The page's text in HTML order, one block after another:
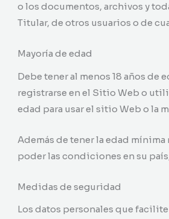
o los documentos, archivos y
Titular, de otros usuarios o de
Mayoría de edad
Debe tener al menos 18 años de
registrarse en el Sitio Web o
edad para usar el sitio Web o la
Además de tener la edad
poder las condiciones en su
Medidas de seguridad
Los datos personales que